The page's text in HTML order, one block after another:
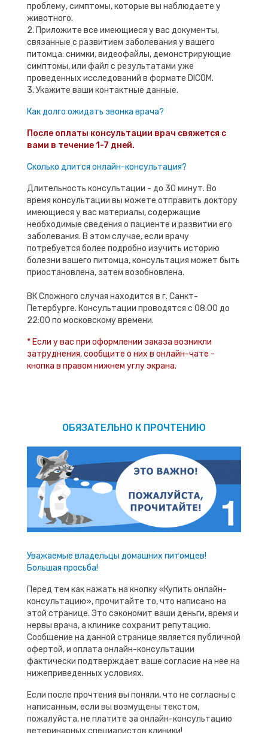
проблему, симптомы, которые вы наблюдаете у
животного.
2. Приложите все имеющиеся у вас документы,
связанные с развитием заболевания у вашего
питомца: снимки, видеофайлы, демонстрирующие
симптомы, или файл с результатами уже
проведенных исследований в формате DICOM.
3. Укажите ваши контактные данные.
Как долго ожидать звонка врача?
После оплаты консультации врач свяжется с
вами в течение 1-7 дней.
Сколько длится онлайн-консультация?
Длительность консультации - до 30 минут. Во
время консультации вы можете отправить доктору
имеющиеся у вас материалы, содержащие
необходимые сведения о пациенте и развитии его
заболевания. В этом случае, если врачу
потребуется более подробно изучить историю
болезни вашего питомца, консультация может быть
приостановлена, затем возобновлена.
ВК Сложного случая находится в г. Санкт-
Петербурге. Консультации проводятся с 08:00 до
22:00 по московскому времени.
* Если у вас при оформлении заказа возникли
затруднения, сообщите о них в онлайн-чате -
кнопка в правом нижнем углу экрана.
ОБЯЗАТЕЛЬНО К ПРОЧТЕНИЮ
Уважаемые владельцы домашних питомцев!
Большая просьба!
Перед тем как нажать на кнопку «Купить онлайн-
консультацию», прочитайте то, что написано на
этой странице. Это сэкономит ваши деньги, время и
нервы врача, а клинике сохранит репутацию.
Сообщение на данной странице является публичной
офертой, и оплата онлайн-консультации
фактически подтверждает ваше согласие на нее на
нижеприведенных условиях.
Если после прочтения вы поняли, что не согласны с
написанным, если вы возмущены текстом,
пожалуйста, не платите за онлайн-консультацию